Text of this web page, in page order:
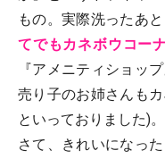
もの。実際洗ったあ
てでもカネボウコー
『アメニティショッ
売り子のお姉さんも
といっておりました)。
さて、きれいになっ